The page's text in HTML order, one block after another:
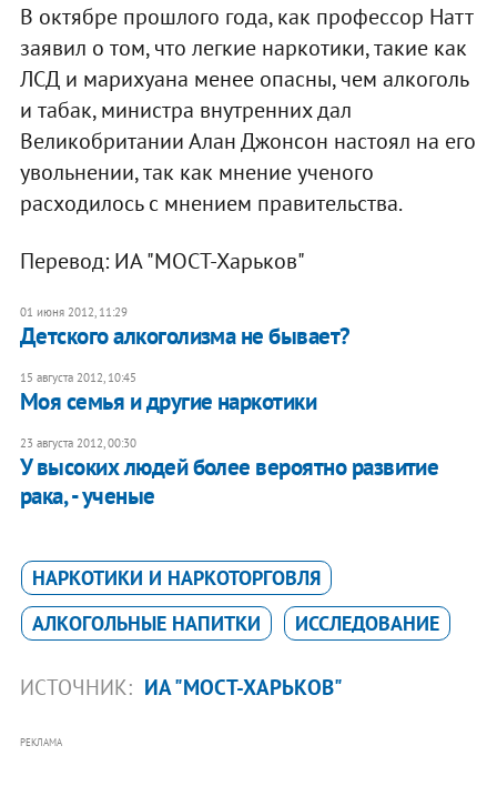
В октябре прошлого года, как профессор Натт
заявил о том, что легкие наркотики, такие как
ЛСД и марихуана менее опасны, чем алкоголь
и табак, министра внутренних дал
Великобритании Алан Джонсон настоял на его
увольнении, так как мнение ученого
расходилось с мнением правительства.
Перевод: ИА "МОСТ-Харьков"
01 июня 2012, 11:29
Детского алкоголизма не бывает?
15 августа 2012, 10:45
Моя семья и другие наркотики
23 августа 2012, 00:30
У высоких людей более вероятно развитие
рака, - ученые
НАРКОТИКИ И НАРКОТОРГОВЛЯ
АЛКОГОЛЬНЫЕ НАПИТКИ
ИССЛЕДОВАНИЕ
ИСТОЧНИК: ИА "МОСТ-ХАРЬКОВ"
РЕКЛАМА